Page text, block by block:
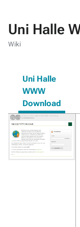
Uni Halle
Wiki
Uni Halle
WWW
Download